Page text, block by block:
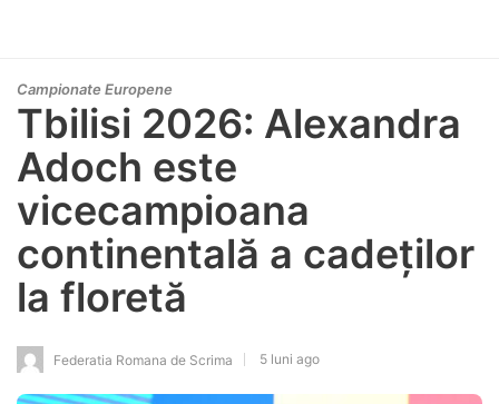
Campionate Europene
Tbilisi 2026: Alexandra
Adoch este
vicecampioana
continentală a cadeților
la floretă
Federatia Romana de Scrima 5 luni ago